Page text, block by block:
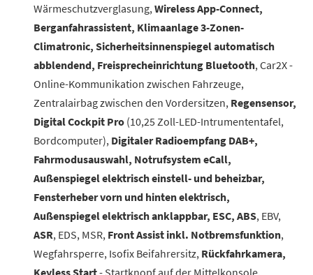
Wärmeschutzverglasung, Wireless App-Connect,
Berganfahrassistent, Klimaanlage 3-Zonen-
Climatronic, Sicherheitsinnenspiegel automatisch
abblendend, Freisprecheinrichtung Bluetooth, Car2X -
Online-Kommunikation zwischen Fahrzeuge,
Zentralairbag zwischen den Vordersitzen, Regensensor,
Digital Cockpit Pro (10,25 Zoll-LED-Intrumententafel,
Bordcomputer), Digitaler Radioempfang DAB+,
Fahrmodusauswahl, Notrufsystem eCall,
Außenspiegel elektrisch einstell- und beheizbar,
Fensterheber vorn und hinten elektrisch,
Außenspiegel elektrisch anklappbar, ESC, ABS, EBV,
ASR, EDS, MSR, Front Assist inkl. Notbremsfunktion,
Wegfahrsperre, Isofix Beifahrersitz, Rückfahrkamera,
Keyless Start- Startknopf auf der Mittelkonsole,